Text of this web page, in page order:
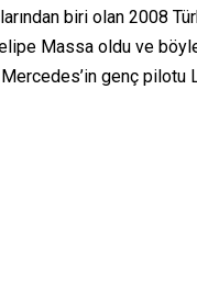
biri olan 2008
Massa oldu ve
genç